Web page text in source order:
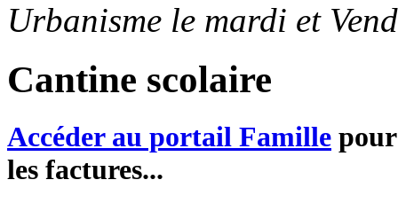
Urbanisme le mardi et
Cantine scolaire
Accéder au portail Famille
les factures...